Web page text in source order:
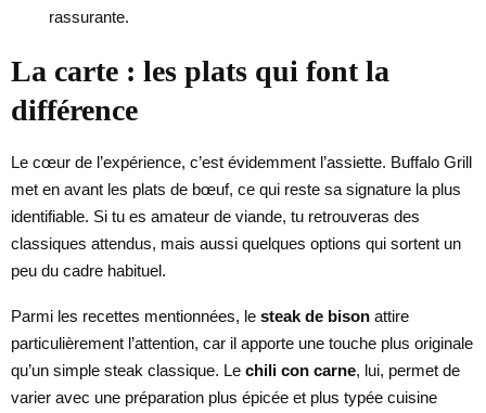
rassurante.
La carte : les plats qui font la
différence
Le cœur de l’expérience, c’est évidemment l’assiette. Buffalo Grill
met en avant les plats de bœuf, ce qui reste sa signature la plus
identifiable. Si tu es amateur de viande, tu retrouveras des
classiques attendus, mais aussi quelques options qui sortent un
peu du cadre habituel.
Parmi les recettes mentionnées, le steak de bison attire
particulièrement l’attention, car il apporte une touche plus originale
qu’un simple steak classique. Le chili con carne, lui, permet de
varier avec une préparation plus épicée et plus typée cuisine